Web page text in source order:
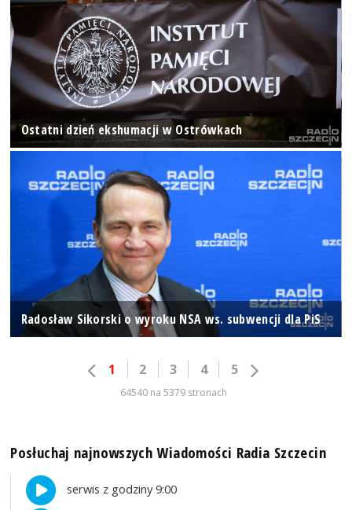
Ostatni dzień ekshumacji w Ostrówkach
Radosław Sikorski o wyroku NSA ws. subwencji dla PiS
1 2 3 4 5
64540 na 5379 stronach
Posłuchaj najnowszych Wiadomości Radia Szczecin
serwis z godziny 9:00